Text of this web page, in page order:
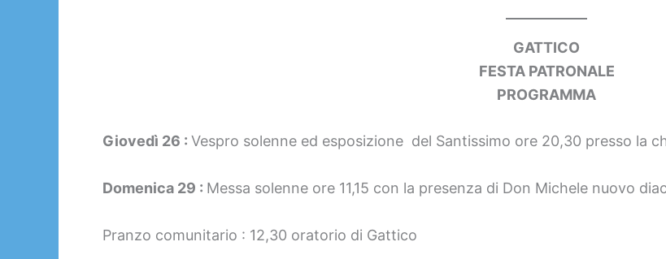
GATTICO
FESTA PATRONALE
PROGRAMMA
Giovedì 26 : Vespro solenne ed esposizione del Santissimo ore 20,30 presso la
Domenica 29 : Messa solenne ore 11,15 con la presenza di Don Michele nuovo
Pranzo comunitario : 12,30 oratorio di Gattico